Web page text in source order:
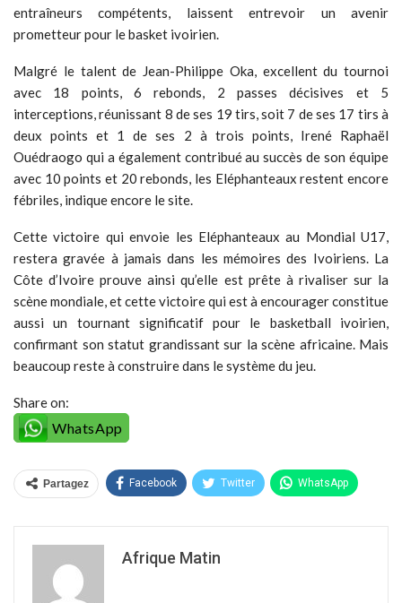
entraîneurs compétents, laissent entrevoir un avenir
prometteur pour le basket ivoirien.
Malgré le talent de Jean-Philippe Oka, excellent du tournoi
avec 18 points, 6 rebonds, 2 passes décisives et 5
interceptions, réunissant 8 de ses 19 tirs, soit 7 de ses 17 tirs à
deux points et 1 de ses 2 à trois points, Irené Raphaël
Ouédraogo qui a également contribué au succès de son équipe
avec 10 points et 20 rebonds, les Eléphanteaux restent encore
fébriles, indique encore le site.
Cette victoire qui envoie les Eléphanteaux au Mondial U17,
restera gravée à jamais dans les mémoires des Ivoiriens. La
Côte d’Ivoire prouve ainsi qu’elle est prête à rivaliser sur la
scène mondiale, et cette victoire qui est à encourager constitue
aussi un tournant significatif pour le basketball ivoirien,
confirmant son statut grandissant sur la scène africaine. Mais
beaucoup reste à construire dans le système du jeu.
Share on:
WhatsApp
Partagez Facebook Twitter WhatsApp
Afrique Matin